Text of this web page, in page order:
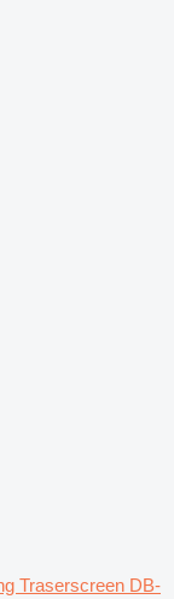
Traserscreen DB-